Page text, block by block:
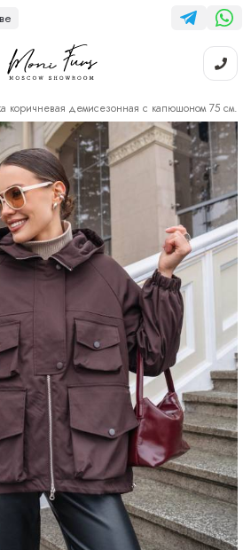
коричневая демисезонная с капюшоном 75 см.